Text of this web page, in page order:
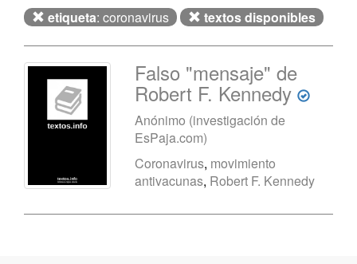
etiqueta: coronavirus textos disponibles
Falso "mensaje" de
Robert F. Kennedy
Anónimo (investigación de
EsPaja.com)
Coronavirus, movimiento
antivacunas, Robert F. Kennedy